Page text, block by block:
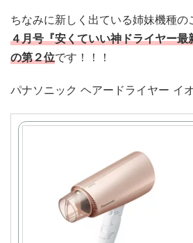
ちなみに新しく出ている姉妹機種の
４月号『安くていい神ドライヤー
の第２位です！！！
パナソニック ヘアードライヤー イ